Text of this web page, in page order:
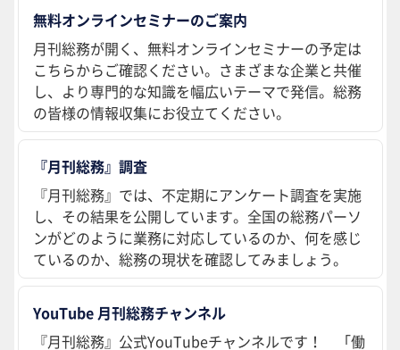
無料オンラインセミナーのご案内
月刊総務が開く、無料オンラインセミナーの予定は
こちらからご確認ください。さまざまな企業と共催
し、より専門的な知識を幅広いテーマで発信。総務
の皆様の情報収集にお役立てください。
『月刊総務』調査
『月刊総務』では、不定期にアンケート調査を実施
し、その結果を公開しています。全国の総務パーソ
ンがどのように業務に対応しているのか、何を感じ
ているのか、総務の現状を確認してみましょう。
YouTube 月刊総務チャンネル
『月刊総務』公式YouTubeチャンネルです！ 「働